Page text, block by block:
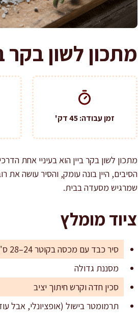
מתכון לשון בקר
זמן עבודה: 45 דק'
מתכון לשון בקר ביין הוא בעיניי אחת
הסיבים, היין בונה עומק, והסיר עושה את
שמרגיש מסעדה בבית.
ציוד מומלץ
סיר כבד עם מכסה בקוטר 24–28 ס"מ (יציקת ברזל או נירוסטה עבה)
מסננת גדולה
סכין חדה וקרש חיתוך יציב
תרמומטר בישול (אופציונלי, אבל